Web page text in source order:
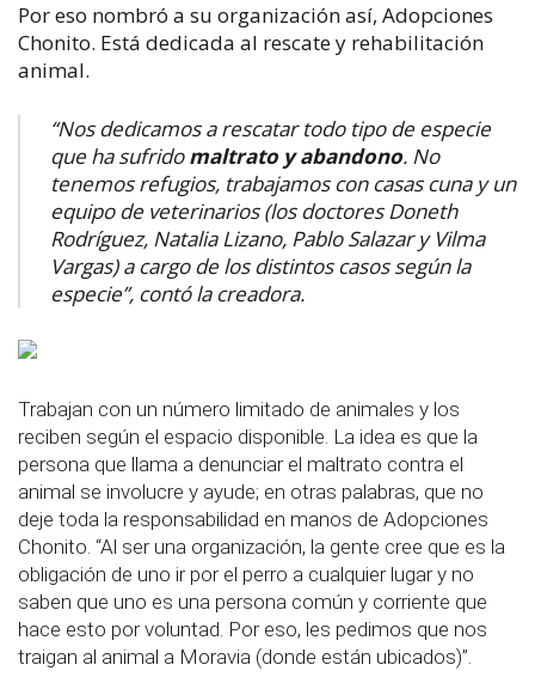
Por eso nombró a su organización así, Adopciones
Chonito. Está dedicada al rescate y rehabilitación
animal.
“Nos dedicamos a rescatar todo tipo de especie
que ha sufridomaltrato y abandono. No
tenemos refugios, trabajamos con casas cuna y un
equipo de veterinarios (los doctores Doneth
Rodríguez, Natalia Lizano, Pablo Salazar y Vilma
Vargas) a cargo de los distintos casos según la
especie”, contó la creadora.
Trabajan con un número limitado de animales y los
reciben según el espacio disponible. La idea es que la
persona que llama a denunciar el maltrato contra el
animal se involucre y ayude; en otras palabras, que no
deje toda la responsabilidad en manos de Adopciones
Chonito. “Al ser una organización, la gente cree que es la
obligación de uno ir por el perro a cualquier lugar y no
saben que uno es una persona común y corriente que
hace esto por voluntad. Por eso, les pedimos que nos
traigan al animal a Moravia (donde están ubicados)”.